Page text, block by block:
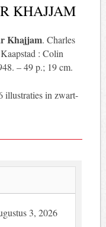
KHAJJAM
Khajjam. Charles
: Colin
– 49 p.; 19 cm.
illustraties in zwart-
3, 2026